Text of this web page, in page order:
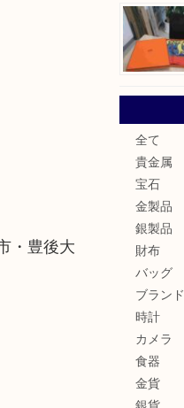
・豊後大
全て
貴金属
宝石
金製品
銀製品
財布
バッグ
ブランド
時計
カメラ
食器
金貨
銀貨